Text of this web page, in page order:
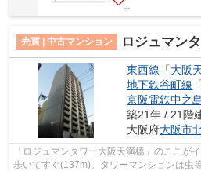
売買 | 中古マンション ロジュマン
東西線 「大阪
地下鉄谷町線
京阪電鉄中之
築21年 / 21階
大阪府大阪市
「ロジュマンタワー大阪天満橋」のここが
歩いてすぐ(137m)。タワーマンションは虫